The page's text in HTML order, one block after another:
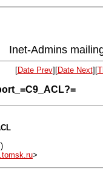
Inet-Admins
[Date Prev][Date Next][
>